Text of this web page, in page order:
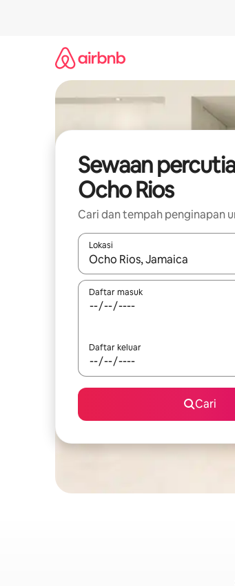
Sewaan
Ocho Rios
Cari dan tempah penginapan
Lokasi
Apabila hasil tersedia, navigasi
Daftar masuk
Daftar keluar
Cari